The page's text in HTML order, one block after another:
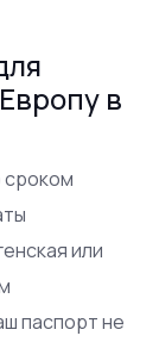
в
сроком
или
паспорт не